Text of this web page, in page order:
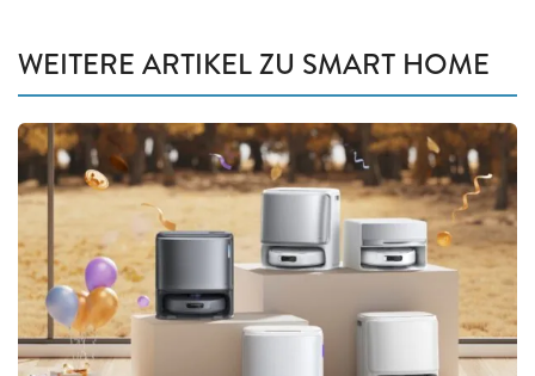
WEITERE ARTIKEL ZU SMART HOME